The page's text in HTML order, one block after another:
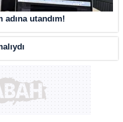
adına utandım!